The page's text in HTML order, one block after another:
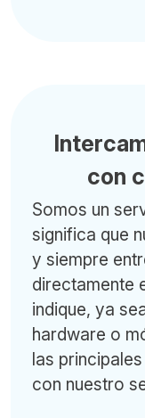
con
Somos un
significa que
y siempre
directamente
indique, ya
hardware o
las
con nuestro